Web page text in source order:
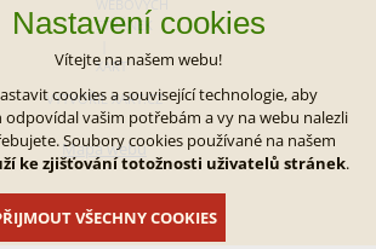
VYTVOŘIL XART.CZ
Mapa webu
Nastavení cookies
Vítejte na našem webu!
cookies a související technologie, aby
vašim potřebám a vy na webu nalezli
Soubory cookies používané na našem
ke zjišťování totožnosti uživatelů stránek.
VŠECHNY COOKIES